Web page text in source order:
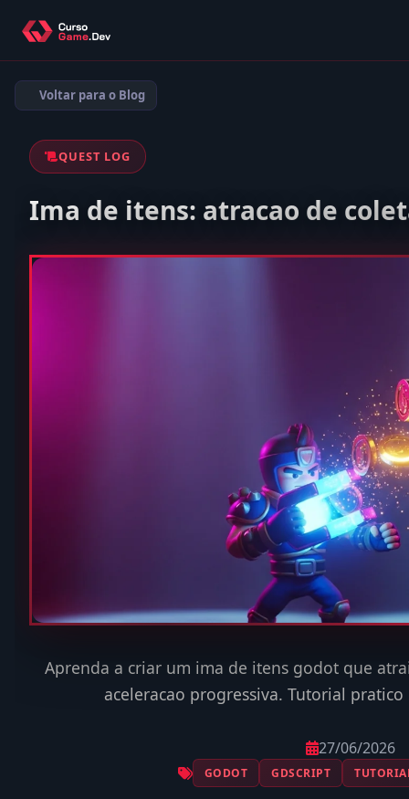
Voltar para o Blog
QUEST LOG
Ima de itens: atracao de
Aprenda a criar um ima de itens godot que
aceleracao progressiva. Tutorial
27/06/2026
GODOT GDSCRIPT